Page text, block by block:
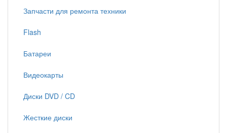
Запчасти для ремонта техники
Flash
Батареи
Видеокарты
Диски DVD / CD
Жесткие диски